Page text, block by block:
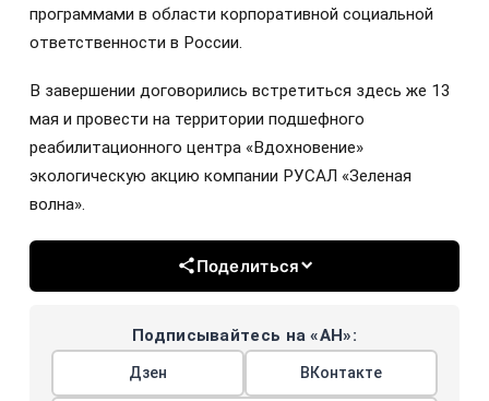
программами в области корпоративной социальной
ответственности в России.
В завершении договорились встретиться здесь же 13
мая и провести на территории подшефного
реабилитационного центра «Вдохновение»
экологическую акцию компании РУСАЛ «Зеленая
волна».
Поделиться
Подписывайтесь на «АН»:
Дзен ВКонтакте